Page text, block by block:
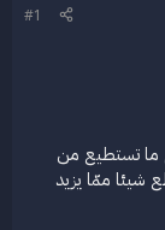
#1
ما تستطيع من
شيئا ممّا يزيد